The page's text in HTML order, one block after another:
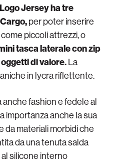
Jersey ha tre
per poter inserire
piccoli attrezzi, o
tasca laterale con zip
di valore.La
in lycra riflettente.
anche fashion e fedele al
importanza anche la sua
da materiali morbidi che
da una tenuta salda
silicone interno